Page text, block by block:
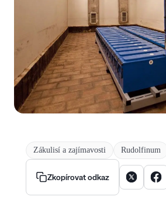
Zákulisí a zajímavosti Rudolfinum
Zkopírovat odkaz Sdílet